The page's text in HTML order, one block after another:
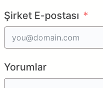
Şirket E-postası
Yorumlar